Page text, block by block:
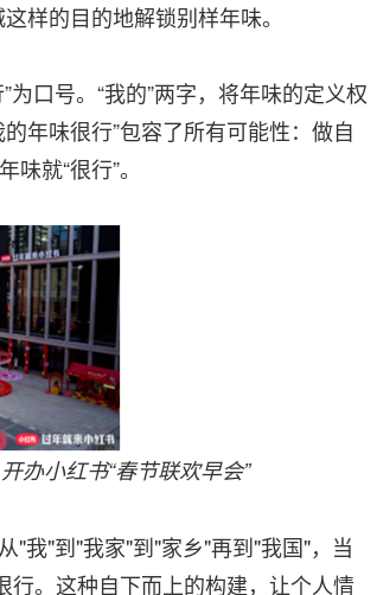
样的目的地解锁别样年味。
口号。“我的”两字，将年味的定义权
年味很行”包容了所有可能性：做自
就“很行”。
办小红书“春节联欢早会”
我"到"我家"到"家乡"再到"我国"，当
行。这种自下而上的构建，让个人情